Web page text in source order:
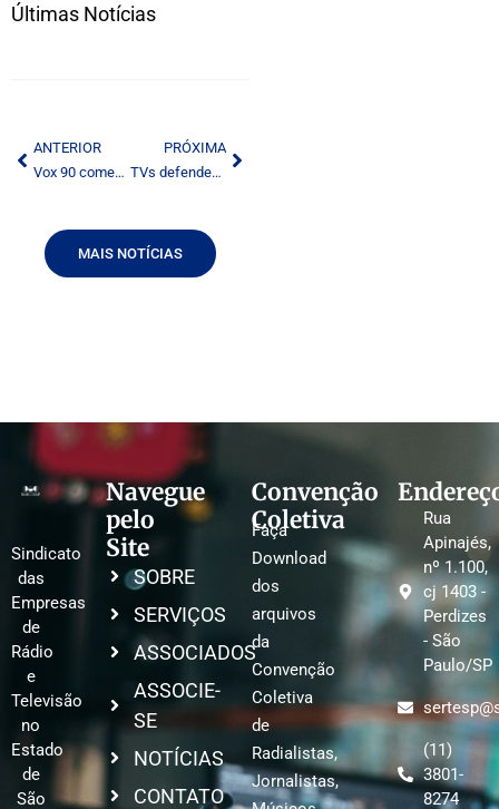
Últimas Notícias
ANTERIOR
Vox 90 comemora 20 anos no interior de São Paulo
PRÓXIMA
TVs defendem legalidade do questionado sistema digital
MAIS NOTÍCIAS
Sindicato
das
Empresas
de
Rádio
e
Televisão
no
Estado
de
São
Navegue
pelo
Site
SOBRE
SERVIÇOS
ASSOCIADOS
ASSOCIE-
SE
NOTÍCIAS
CONTATO
Convenção
Coletiva
Faça
Download
dos
arquivos
da
Convenção
Coletiva
de
Radialistas,
Jornalistas,
Rua
Apinajés,
nº 1.100,
cj 1403 -
Perdizes
- São
Paulo/SP
(11)
3801-
8274